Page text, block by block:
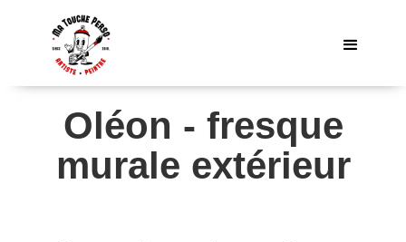
Oléon - fresque
murale extérieur